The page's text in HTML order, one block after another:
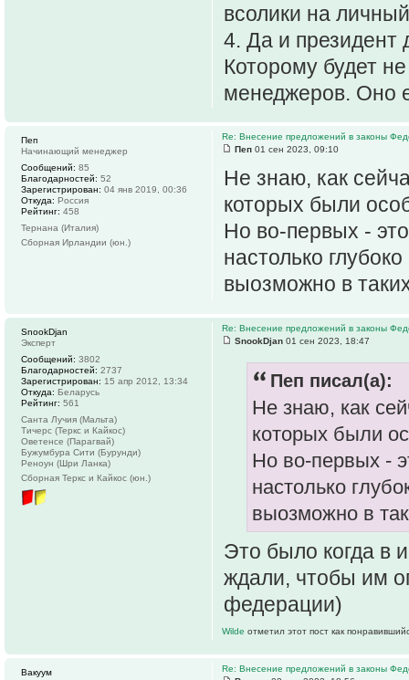
всолики на
4. Да и президент
Которому будет
менеджеров. Оно
Re: Внесение предложений в законы
Пеп 01 сен 2023, 09:10
Не знаю, как
которых были
Но во-первых -
настолько
выозможно в
Пеп
Начинающий менеджер
Сообщений: 85
Благодарностей: 52
Зарегистрирован: 04 янв 2019, 00:36
Откуда: Россия
Рейтинг: 458
Тернана (Италия)
Сборная Ирландии (юн.)
Re: Внесение предложений в законы
SnookDjan 01 сен 2023, 18:47
Пеп писал(а):
Не знаю, как
которых были
Но во-первых -
настолько
выозможно в
Это было когда в
ждали, чтобы им
федерации)
Wilde отметил этот пост как
SnookDjan
Эксперт
Сообщений: 3802
Благодарностей: 2737
Зарегистрирован: 15 апр 2012, 13:34
Откуда: Беларусь
Рейтинг: 561
Санта Лучия (Мальта)
Тичерс (Теркс и Кайкос)
Оветенсе (Парагвай)
Бужумбура Сити (Бурунди)
Реноун (Шри Ланка)
Сборная Теркс и Кайкос (юн.)
Re: Внесение предложений в законы
Вакуум